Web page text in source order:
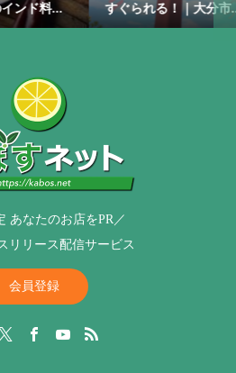
...
すぐられる！｜大分市...
あなたのお店をPR／
リリース配信サービス
会員登録